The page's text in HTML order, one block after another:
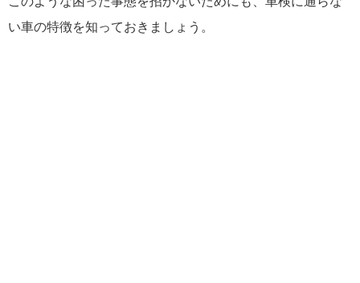
い車の特徴を知っておきましょう。